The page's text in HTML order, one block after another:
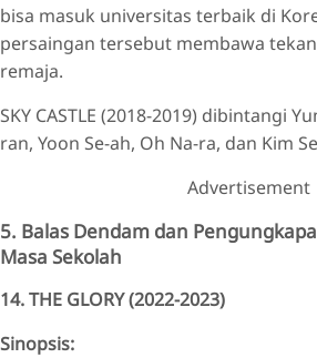
bisa masuk universitas terbaik di
persaingan tersebut membawa
remaja.
SKY CASTLE (2018-2019) dibintangi
ran, Yoon Se-ah, Oh Na-ra, dan Kim
Advertisement
5. Balas Dendam dan
Masa Sekolah
14. THE GLORY (2022-2023)
Sinopsis: